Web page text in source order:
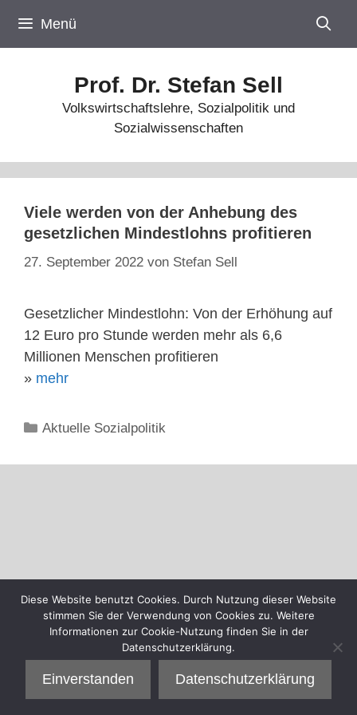
Inhalt
springen
Menü
Prof. Dr. Stefan Sell
Volkswirtschaftslehre, Sozialpolitik und
Sozialwissenschaften
Viele werden von der Anhebung des
gesetzlichen Mindestlohns profitieren
27. September 2022 von Stefan Sell
Gesetzlicher Mindestlohn: Von der Erhöhung auf
12 Euro pro Stunde werden mehr als 6,6
Millionen Menschen profitieren
» mehr
Kategorien
Aktuelle Sozialpolitik
Diese Website benutzt Cookies. Durch Nutzung dieser Website
stimmen Sie der Verwendung von Cookies zu. Weitere
Informationen zur Cookie-Nutzung finden Sie in der
Datenschutzerklärung.
Einverstanden Datenschutzerklärung